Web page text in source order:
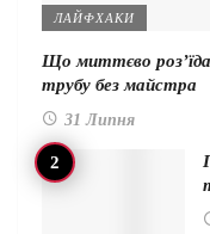
ЛАЙФХАКИ
Що миттєво
трубу без майстра
31 Липня